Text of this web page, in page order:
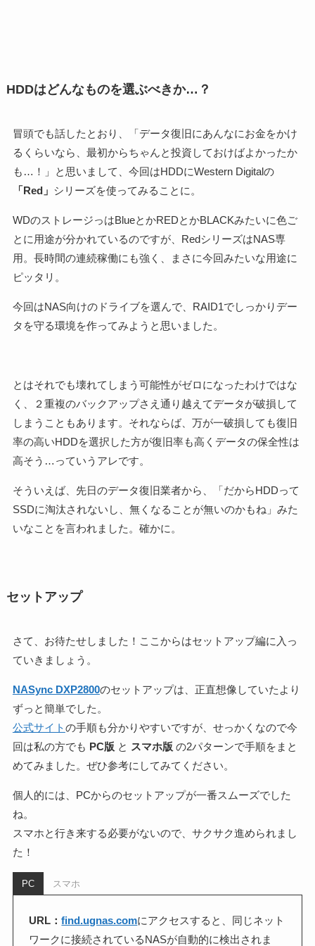
HDDはどんなものを選ぶべきか…？
冒頭でも話したとおり、「データ復旧にあんなにお金をかけ
るくらいなら、最初からちゃんと投資しておけばよかったか
も…！」と思いまして、今回はHDDにWestern Digitalの
「Red」 シリーズを使ってみることに。
WDのストレージっはBlueとかREDとかBLACKみたいに色ご
とに用途が分かれているのですが、RedシリーズはNAS専
用。長時間の連続稼働にも強く、まさに今回みたいな用途に
ピッタリ。
今回はNAS向けのドライブを選んで、RAID1でしっかりデー
タを守る環境を作ってみようと思いました。
とはそれでも壊れてしまう可能性がゼロになったわけではな
く、２重複のバックアップさえ通り越えてデータが破損して
しまうこともあります。それならば、万が一破損しても復旧
率の高いHDDを選択した方が復旧率も高くデータの保全性は
高そう…っていうアレです。
そういえば、先日のデータ復旧業者から、「だからHDDって
SSDに淘汰されないし、無くなることが無いのかもね」みた
いなことを言われました。確かに。
セットアップ
さて、お待たせしました！ここからはセットアップ編に入っ
ていきましょう。
NASync DXP2800のセットアップは、正直想像していたより
ずっと簡単でした。
公式サイトの手順も分かりやすいですが、せっかくなので今
回は私の方でも PC版 と スマホ版 の2パターンで手順をまと
めてみました。ぜひ参考にしてみてください。
個人的には、PCからのセットアップが一番スムーズでした
ね。
スマホと行き来する必要がないので、サクサク進められまし
た！
PC スマホ
URL：find.ugnas.comにアクセスすると、同じネット
ワークに接続されているNASが自動的に検出されま